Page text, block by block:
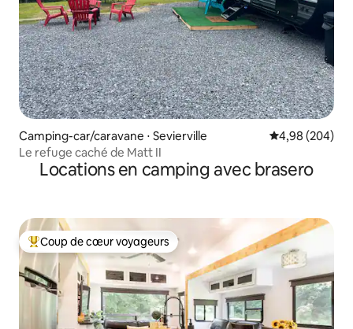
Camping-car/caravane ⋅ Sevierville Évaluation
4,98 (204)
Le refuge caché de Matt II
Locations en camping avec brasero
Coups de cœur voyageurs les plus appréciés
Coup de cœur voyageurs